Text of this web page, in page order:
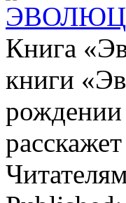
Книга
книги
рождении